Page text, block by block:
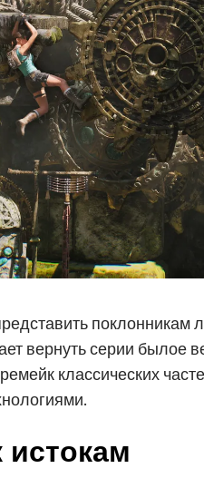
вернуть серии былое
классических